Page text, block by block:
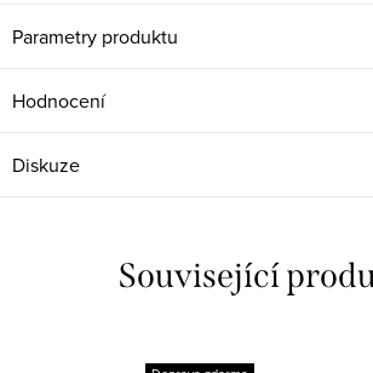
Parametry produktu
Hodnocení
Diskuze
Související